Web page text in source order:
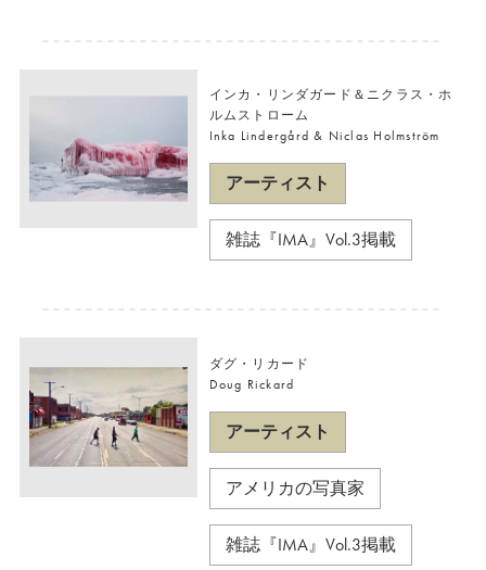
インカ・リンダガード＆ニクラス・ホ
ルムストローム
Inka Lindergård & Niclas Holmström
アーティスト
雑誌『IMA』Vol.3掲載
ダグ・リカード
Doug Rickard
アーティスト
アメリカの写真家
雑誌『IMA』Vol.3掲載